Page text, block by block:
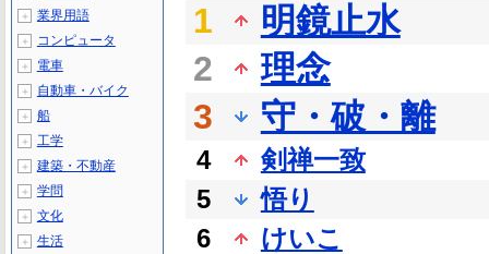
1
明鏡止水
2
理念
3
守・破・離
4
剣禅一致
5
悟り
6
けいこ
＋ 業界用語
＋ コンピュータ
＋ 電車
＋ 自動車・バイク
＋ 船
＋ 工学
＋ 建築・不動産
＋ 学問
＋ 文化
＋ 生活